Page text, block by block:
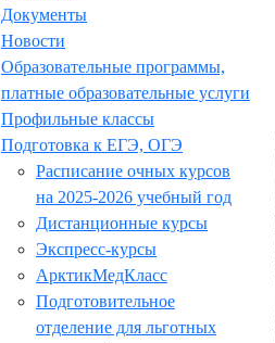
Документы
Новости
Образовательные программы,
платные образовательные услуги
Профильные классы
Подготовка к ЕГЭ, ОГЭ
Расписание очных курсов
на 2025-2026 учебный год
Дистанционные курсы
Экспресс-курсы
АрктикМедКласс
Подготовительное
отделение для льготных